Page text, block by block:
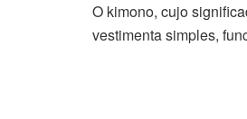
O kimono, cujo
vestimenta simples,